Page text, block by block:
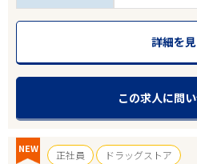
詳細を
この求人に問
NEW 正社員
ドラッグストア